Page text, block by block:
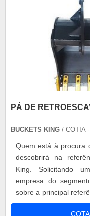
PÁ DE
BUCKETS KING / COTIA
Quem está à procura
descobrirá na
King. Solicitando
empresa do
sobre a principal
benefício, a